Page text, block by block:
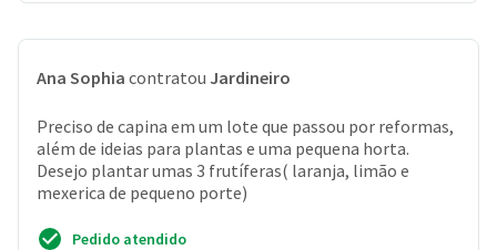
Ana Sophia contratou Jardineiro
Preciso de capina em um lote que passou por reformas,
além de ideias para plantas e uma pequena horta.
Desejo plantar umas 3 frutíferas( laranja, limão e
mexerica de pequeno porte)
Pedido atendido